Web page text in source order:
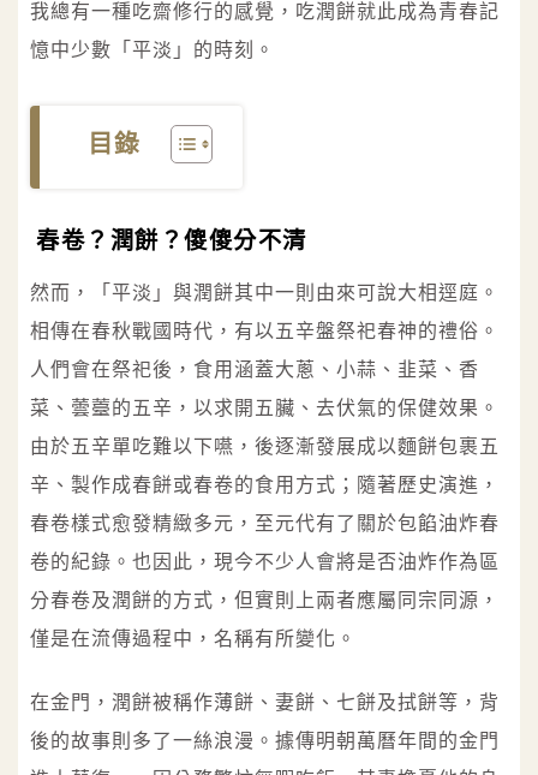
我總有一種吃齋修行的感覺，吃潤餅就此成為青春記
憶中少數「平淡」的時刻。
目錄
春卷？潤餅？傻傻分不清
然而，「平淡」與潤餅其中一則由來可說大相逕庭。
相傳在春秋戰國時代，有以五辛盤祭祀春神的禮俗。
人們會在祭祀後，食用涵蓋大蔥、小蒜、韭菜、香
菜、蕓薹的五辛，以求開五臟、去伏氣的保健效果。
由於五辛單吃難以下嚥，後逐漸發展成以麵餅包裹五
辛、製作成春餅或春卷的食用方式；隨著歷史演進，
春卷樣式愈發精緻多元，至元代有了關於包餡油炸春
卷的紀錄。也因此，現今不少人會將是否油炸作為區
分春卷及潤餅的方式，但實則上兩者應屬同宗同源，
僅是在流傳過程中，名稱有所變化。
在金門，潤餅被稱作薄餅、妻餅、七餅及拭餅等，背
後的故事則多了一絲浪漫。據傳明朝萬曆年間的金門